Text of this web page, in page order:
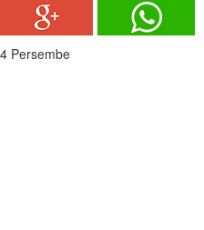
Persembe